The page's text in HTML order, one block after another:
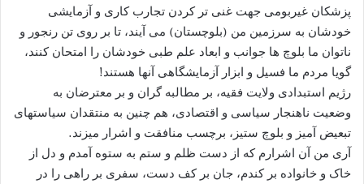
پزشکان غیربومی جهت غنی تر کردن تجارب کاری و آزمایشی
خودشان به سرزمین من (بلوچستان) می آیند، تا بر روی تن رنجور و
ناتوان ما بلوچ ها جوانب و ابعاد علم طبی خودشان را امتحان کنند،
گویا مردم ما فسیل و ابزار آزمایشگاهی آنها هستند!
رژیم استبدادی ولایت فقیه، بر مطالبه گران و بر معترضان به
وضعیت ناهنجار سیاسی و اقتصادی، هم چنین به منتقدان سیاستهای
تبعیض آمیز و بلوچ ستیز، برچسب منافقت و اشرار میزند.
آری من آن اشرارم که از دست ظلم و ستم به ستوه آمدم و دل از
خاک و خانواده بر کندم، جان بر کف دست، سفری بر راهی را در